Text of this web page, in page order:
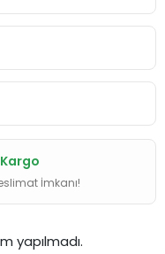
Kargo
İmkanı!
yapılmadı.